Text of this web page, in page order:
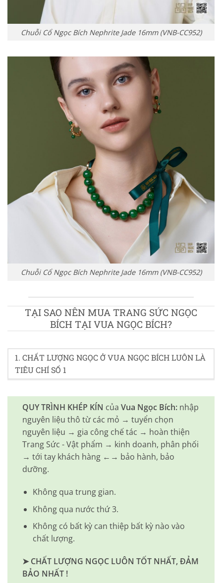
Chuỗi Cổ Ngọc Bích Nephrite Jade 16mm (VNB-CC952)
Chuỗi Cổ Ngọc Bích Nephrite Jade 16mm (VNB-CC952)
TẠI SAO NÊN MUA TRANG SỨC NGỌC
BÍCH TẠI VUA NGỌC BÍCH?
1. CHẤT LƯỢNG NGỌC Ở VUA NGỌC BÍCH LUÔN LÀ
TIÊU CHÍ SỐ 1
QUY TRÌNH KHÉP KÍN của Vua Ngọc Bích: nhập
nguyên liệu thô từ các mỏ → tuyển chọn
nguyên liệu → gia công chế tác → hoàn thiện
Trang Sức - Vật phẩm → kinh doanh, phân phối
→ tới tay khách hàng ←→ bảo hành, bảo
dưỡng.
Không qua trung gian.
Không qua nước thứ 3.
Không có bất kỳ can thiệp bất kỳ nào vào
chất lượng.
➤ CHẤT LƯỢNG NGỌC LUÔN TỐT NHẤT, ĐẢM
BẢO NHẤT !